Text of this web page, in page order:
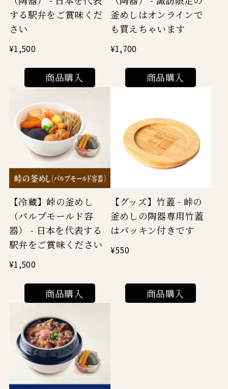
する駅弁をご賞味くだ
さい
¥1,500
商品購入
釜めしはオンラインで
も買えちゃいます
¥1,700
商品購入
【冷蔵】峠の釜めし
（パルプモールド容
器） - 日本を代表する
駅弁をご賞味ください
¥1,500
商品購入
【グッズ】竹蓋 - 峠の
釜めしの陶器専用竹蓋
はパッキン付きです
¥550
商品購入